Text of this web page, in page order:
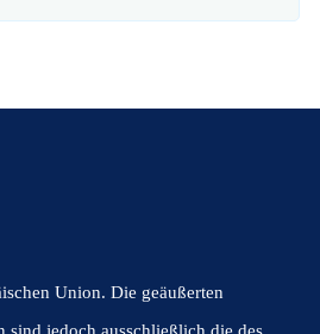
Union. Die geäußerten
sind jedoch ausschließlich die des